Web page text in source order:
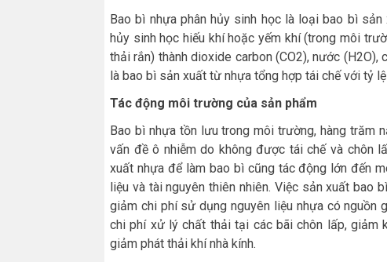
Bao bì nhựa phân hủy sinh học là loại bao bì
hủy sinh học hiếu khí hoặc yếm khí (trong môi
thải rắn) thành dioxide carbon (CO2), nước
là bao bì sản xuất từ nhựa tổng hợp tái chế với tỷ
Tác động môi trường của sản phẩm
Bao bì nhựa tồn lưu trong môi trường, hàng trăm
vấn đề ô nhiễm do không được tái chế và chôn
xuất nhựa để làm bao bì cũng tác động lớn đến
liệu và tài nguyên thiên nhiên. Việc sản xuất
giảm chi phí sử dụng nguyên liệu nhựa có
chi phí xử lý chất thải tại các bãi chôn lấp, giảm
giảm phát thải khí nhà kính.